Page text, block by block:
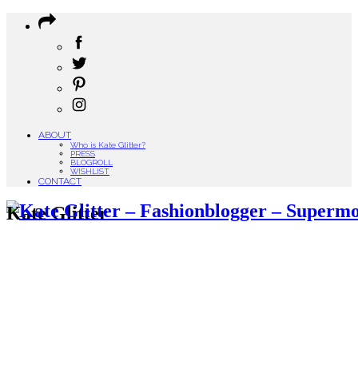
ABOUT
Who is Kate Glitter?
PRESS
BLOGROLL
WISHLIST
CONTACT
Kate Glitter